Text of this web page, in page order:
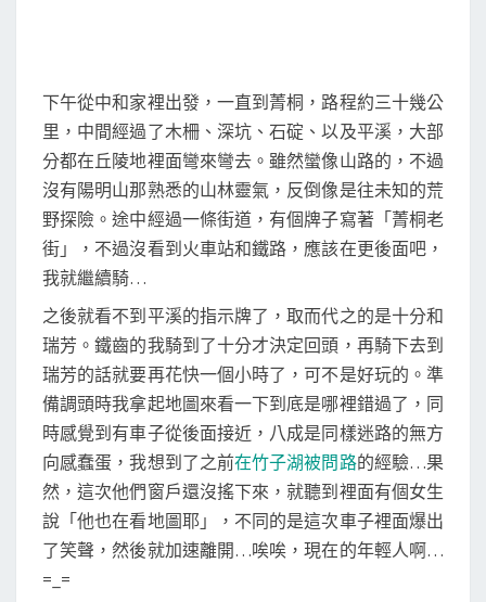
下午從中和家裡出發，一直到菁桐，路程約三十幾公
里，中間經過了木柵、深坑、石碇、以及平溪，大部
分都在丘陵地裡面彎來彎去。雖然蠻像山路的，不過
沒有陽明山那熟悉的山林靈氣，反倒像是往未知的荒
野探險。途中經過一條街道，有個牌子寫著「菁桐老
街」，不過沒看到火車站和鐵路，應該在更後面吧，
我就繼續騎…
之後就看不到平溪的指示牌了，取而代之的是十分和
瑞芳。鐵齒的我騎到了十分才決定回頭，再騎下去到
瑞芳的話就要再花快一個小時了，可不是好玩的。準
備調頭時我拿起地圖來看一下到底是哪裡錯過了，同
時感覺到有車子從後面接近，八成是同樣迷路的無方
向感蠢蛋，我想到了之前在竹子湖被問路的經驗…果
然，這次他們窗戶還沒搖下來，就聽到裡面有個女生
說「他也在看地圖耶」，不同的是這次車子裡面爆出
了笑聲，然後就加速離開…唉唉，現在的年輕人啊…
=_=